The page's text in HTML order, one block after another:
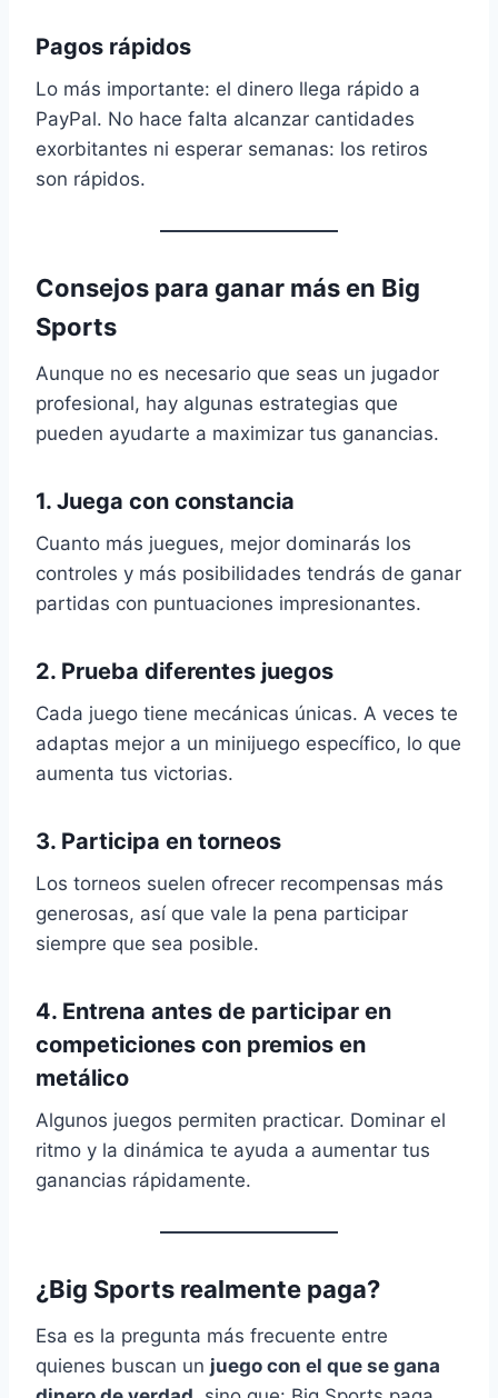
Pagos rápidos
Lo más importante: el dinero llega rápido a
PayPal. No hace falta alcanzar cantidades
exorbitantes ni esperar semanas: los retiros
son rápidos.
Consejos para ganar más en Big
Sports
Aunque no es necesario que seas un jugador
profesional, hay algunas estrategias que
pueden ayudarte a maximizar tus ganancias.
1. Juega con constancia
Cuanto más juegues, mejor dominarás los
controles y más posibilidades tendrás de ganar
partidas con puntuaciones impresionantes.
2. Prueba diferentes juegos
Cada juego tiene mecánicas únicas. A veces te
adaptas mejor a un minijuego específico, lo que
aumenta tus victorias.
3. Participa en torneos
Los torneos suelen ofrecer recompensas más
generosas, así que vale la pena participar
siempre que sea posible.
4. Entrena antes de participar en
competiciones con premios en
metálico
Algunos juegos permiten practicar. Dominar el
ritmo y la dinámica te ayuda a aumentar tus
ganancias rápidamente.
¿Big Sports realmente paga?
Esa es la pregunta más frecuente entre
quienes buscan un juego con el que se gana